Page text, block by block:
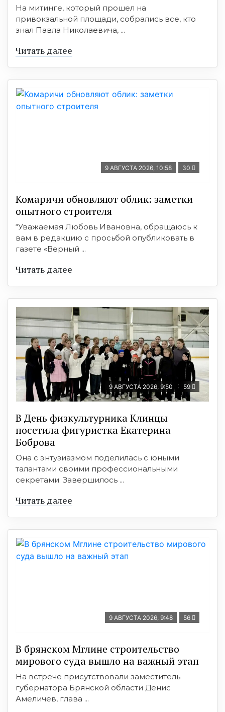
На митинге, который прошел на
привокзальной площади, собрались все, кто
знал Павла Николаевича, ...
Читать далее
9 АВГУСТА 2026, 10:58 30
Комаричи обновляют облик: заметки
опытного строителя
“Уважаемая Любовь Ивановна, обращаюсь к
вам в редакцию с просьбой опубликовать в
газете «Верный ...
Читать далее
9 АВГУСТА 2026, 9:50 59
В День физкультурника Клинцы
посетила фигуристка Екатерина
Боброва
Она с энтузиазмом поделилась с юными
талантами своими профессиональными
секретами. Завершилось ...
Читать далее
9 АВГУСТА 2026, 9:48 56
В брянском Мглине строительство
мирового суда вышло на важный этап
На встрече присутствовали заместитель
губернатора Брянской области Денис
Амеличев, глава ...